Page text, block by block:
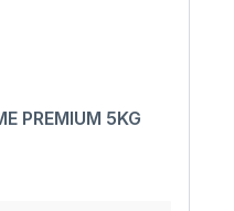
PREMIUM 5KG